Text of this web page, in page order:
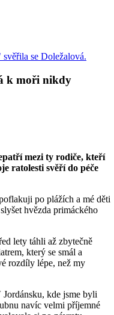
k moři nikdy
mezi ty rodiče, kteří
ratolesti svěří do péče
po plážích a mé děti
hvězda primáckého
lety táhli až zbytečně
který se smál a
rozdíly lépe, než my
kde jsme byli
navíc velmi příjemné